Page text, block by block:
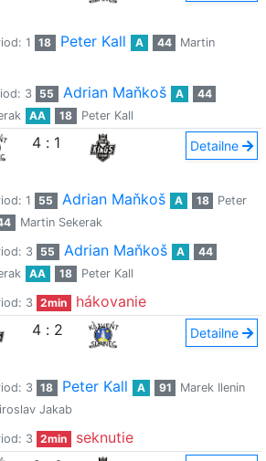
1 18 Peter Kall A 44
Martin
3 55 Adrian Maňkoš A
44
AA 18 Peter Kall
4 : 1 Detailne
1 55 Adrian Maňkoš A 18
Peter
Martin Sekerak
3 55 Adrian Maňkoš A
44
AA 18 Peter Kall
3 2min
hákovanie
4 : 2 Detailne
3 18 Peter Kall A 91
Marek Ilenin
Jakab
3 2min
seknutie